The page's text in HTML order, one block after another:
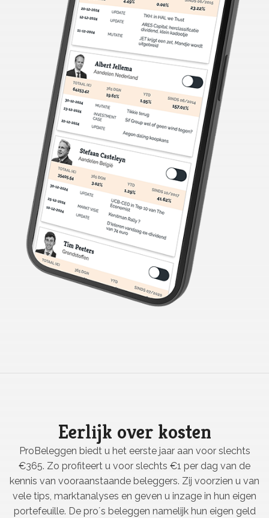
Eerlijk over kosten
ProBeleggen biedt u het eerste jaar aan voor slechts
€365. Zo profiteert u voor slechts €1 per dag van de
kennis van vooraanstaande beleggers. Zij voorzien u van
vele tips, marktanalyses en geven u inzage in hun eigen
portefeuille. De pro´s beleggen namelijk hun eigen geld